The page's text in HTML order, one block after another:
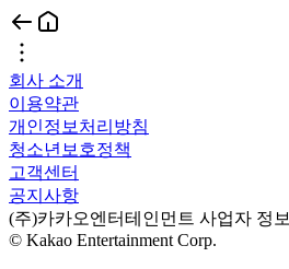
회사 소개
이용약관
개인정보처리방침
청소년보호정책
고객센터
공지사항
(주)카카오엔터테인먼트 사업자 정보
© Kakao Entertainment Corp.